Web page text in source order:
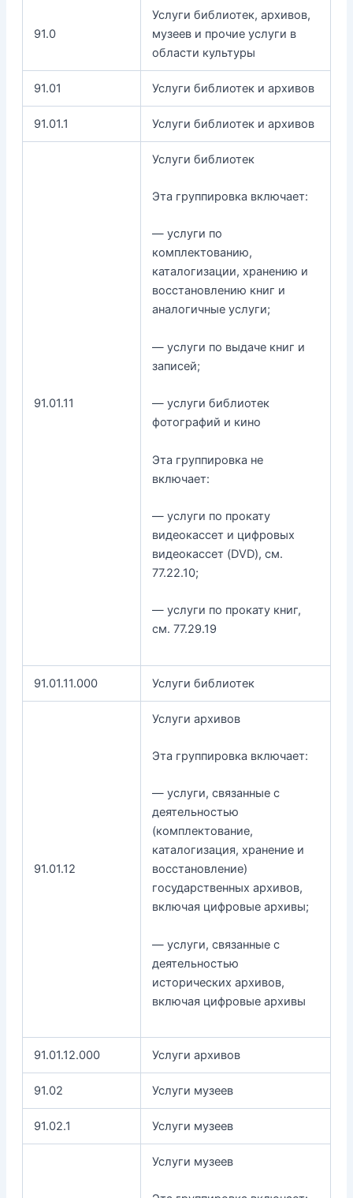
91.0
Услуги библиотек, архивов,
музеев и прочие услуги в
области культуры
91.01 Услуги библиотек и архивов
91.01.1 Услуги библиотек и архивов
91.01.11
Услуги библиотек
Эта группировка включает:
— услуги по
комплектованию,
каталогизации, хранению и
восстановлению книг и
аналогичные услуги;
— услуги по выдаче книг и
записей;
— услуги библиотек
фотографий и кино
Эта группировка не
включает:
— услуги по прокату
видеокассет и цифровых
видеокассет (DVD), см.
77.22.10;
— услуги по прокату книг,
см. 77.29.19
91.01.11.000 Услуги библиотек
91.01.12
Услуги архивов
Эта группировка включает:
— услуги, связанные с
деятельностью
(комплектование,
каталогизация, хранение и
восстановление)
государственных архивов,
включая цифровые архивы;
— услуги, связанные с
деятельностью
исторических архивов,
включая цифровые архивы
91.01.12.000 Услуги архивов
91.02 Услуги музеев
91.02.1 Услуги музеев
Услуги музеев